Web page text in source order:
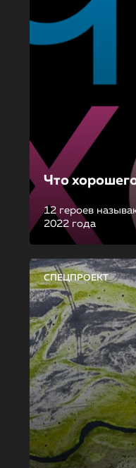
Что
12 героев
2022 года
СПЕЦПРОЕКТ